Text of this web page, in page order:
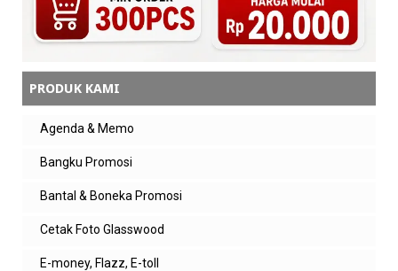
PRODUK KAMI
Agenda & Memo
Bangku Promosi
Bantal & Boneka Promosi
Cetak Foto Glasswood
E-money, Flazz, E-toll